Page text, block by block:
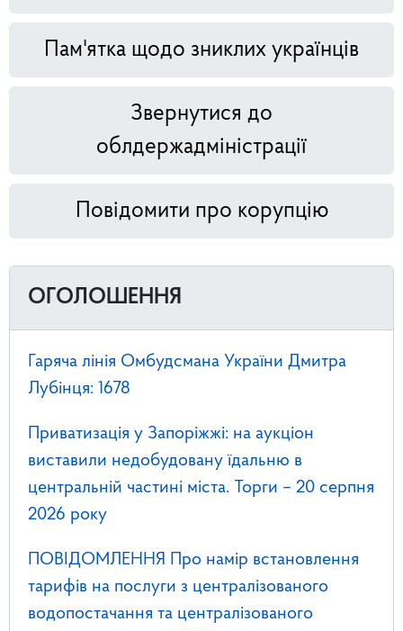
Пам'ятка щодо зниклих українців
Звернутися до
облдержадміністрації
Повідомити про корупцію
ОГОЛОШЕННЯ
Гаряча лінія Омбудсмана України Дмитра
Лубінця: 1678
Приватизація у Запоріжжі: на аукціон
виставили недобудовану їдальню в
центральній частині міста. Торги – 20 серпня
2026 року
ПОВІДОМЛЕННЯ Про намір встановлення
тарифів на послуги з централізованого
водопостачання та централізованого